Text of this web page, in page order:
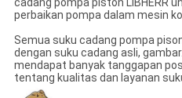
cadang pompa piston LIBHERR
perbaikan pompa dalam mesin
Semua suku cadang pompa
dengan suku cadang asli,
mendapat banyak tanggapan
tentang kualitas dan layanan